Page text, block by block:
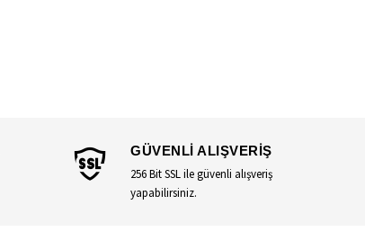
GÜVENLİ ALIŞVERİŞ
256 Bit SSL ile güvenli alışveriş
yapabilirsiniz.